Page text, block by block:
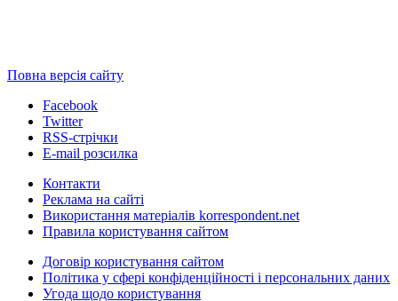
Повна версія сайту
Facebook
Twitter
RSS-стрічки
E-mail розсилка
Контакти
Реклама на сайті
Використання матеріалів korrespondent.net
Правила користування сайтом
Договір користування сайтом
Політика у сфері конфіденційності і персональних даних
Угода щодо користування